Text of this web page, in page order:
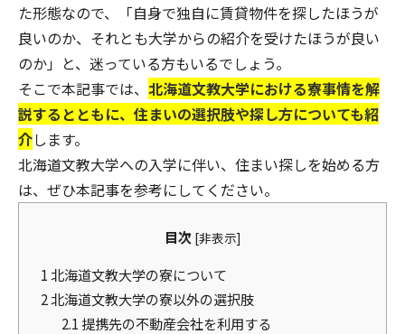
た形態なので、「自身で独自に賃貸物件を探したほうが
良いのか、それとも大学からの紹介を受けたほうが良い
のか」と、迷っている方もいるでしょう。
そこで本記事では、 北海道文教大学における寮事情を解
説するとともに、住まいの選択肢や探し方についても紹
介します。
北海道文教大学への入学に伴い、住まい探しを始める方
は、ぜひ本記事を参考にしてください。
目次 [非表示]
1北海道文教大学の寮について
2北海道文教大学の寮以外の選択肢
2.1 提携先の不動産会社を利用する